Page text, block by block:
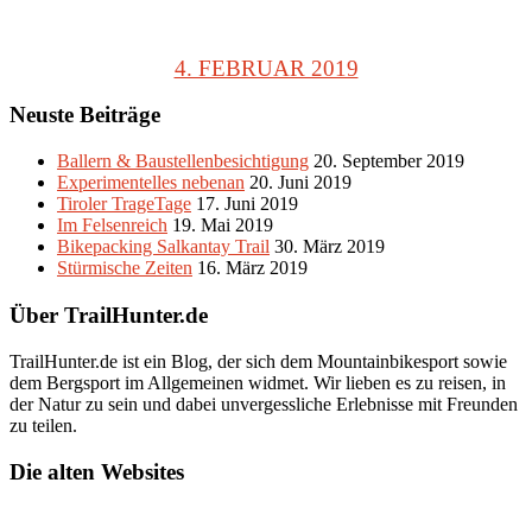
4. FEBRUAR 2019
Neuste Beiträge
Ballern & Baustellenbesichtigung 20. September 2019
Experimentelles nebenan 20. Juni 2019
Tiroler TrageTage 17. Juni 2019
Im Felsenreich 19. Mai 2019
Bikepacking Salkantay Trail 30. März 2019
Stürmische Zeiten 16. März 2019
Über TrailHunter.de
TrailHunter.de ist ein Blog, der sich dem Mountainbikesport sowie
dem Bergsport im Allgemeinen widmet. Wir lieben es zu reisen, in
der Natur zu sein und dabei unvergessliche Erlebnisse mit Freunden
zu teilen.
Die alten Websites